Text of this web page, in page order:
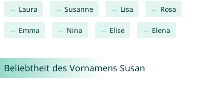
Laura Susanne Lisa Rosa
Emma Nina Elise Elena
Beliebtheit des Vornamens Susan